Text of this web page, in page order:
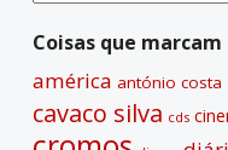
Coisas que marcam
américa antónio costa
cavaco silva cds